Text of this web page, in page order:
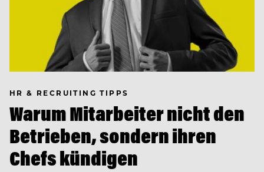
HR & RECRUITING TIPPS
Warum Mitarbeiter nicht den
Betrieben, sondern ihren
Chefs kündigen